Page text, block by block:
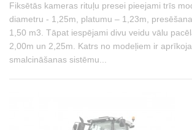
Fiksētās kameras rituļu presei pieejami trīs
diametru - 1,25m, platumu – 1,23m,
1,50 m3. Tāpat iespējami divu veidu vālu
2,00m un 2,25m. Katrs no modeļiem ir
smalcināšanas sistēmu...